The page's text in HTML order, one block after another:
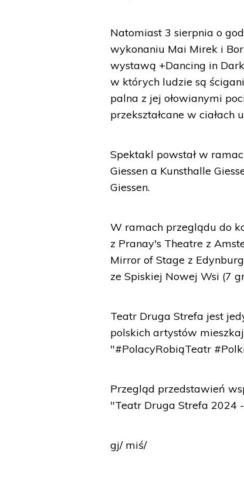
Natomiast 3 sierpnia o
wykonaniu Mai Mirek i
wystawą +Dancing in
w których ludzie są
palna z jej ołowianymi
przekształcane w
Spektakl powstał w
Giessen a Kunsthalle
Giessen.
W ramach przeglądu do
z Pranay's Theatre z
Mirror of Stage z
ze Spiskiej Nowej Wsi (7
Teatr Druga Strefa jest
polskich artystów
"#PolacyRobiąTeatr
Przegląd przedstawień
"Teatr Druga Strefa 2024
gj/ miś/